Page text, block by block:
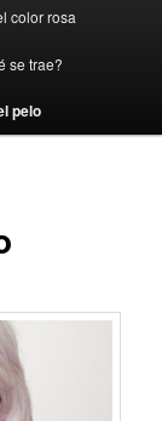
color rosa
se trae?
pelo